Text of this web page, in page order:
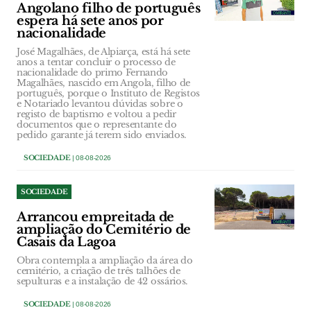
Angolano filho de português
espera há sete anos por
nacionalidade
José Magalhães, de Alpiarça, está há sete
anos a tentar concluir o processo de
nacionalidade do primo Fernando
Magalhães, nascido em Angola, filho de
português, porque o Instituto de Registos
e Notariado levantou dúvidas sobre o
registo de baptismo e voltou a pedir
documentos que o representante do
pedido garante já terem sido enviados.
SOCIEDADE| 08-08-2026
SOCIEDADE
Arrancou empreitada de
ampliação do Cemitério de
Casais da Lagoa
Obra contempla a ampliação da área do
cemitério, a criação de três talhões de
sepulturas e a instalação de 42 ossários.
SOCIEDADE| 08-08-2026